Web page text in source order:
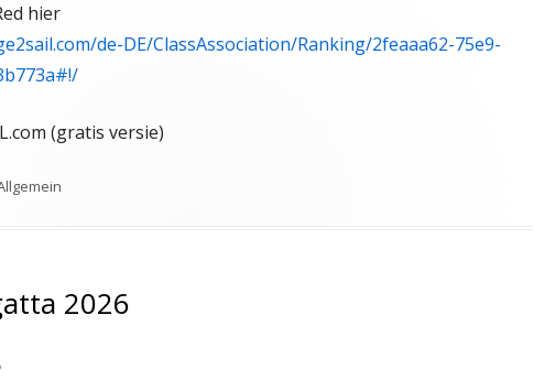
hier
de-DE/ClassAssociation/Ranking/2feaaa62-75e9-
(gratis versie)
2026